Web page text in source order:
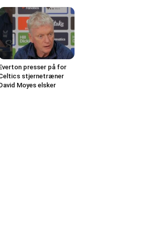
presser på for
stjernetræner
Moyes elsker